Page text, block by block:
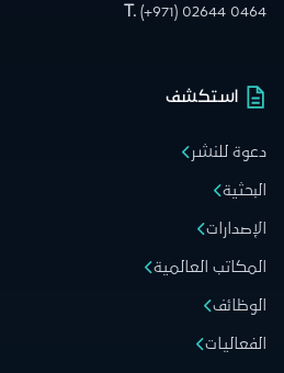
T. (+971) 02644 0464
استكشف
دعوة للنشر
البحثية
الإصدارات
المكاتب العالمية
الوظائف
الفعاليات